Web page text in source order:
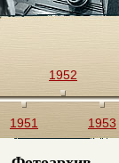
1951
1952
1953